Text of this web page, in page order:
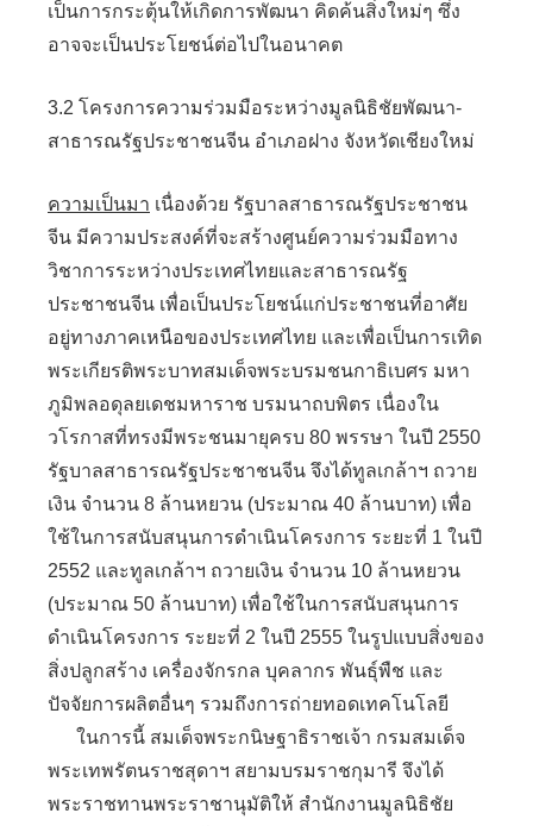
เป็นการกระตุ้นให้เกิดการพัฒนา คิดค้นสิ่งใหม่ๆ ซึ่ง
อาจจะเป็นประโยชน์ต่อไปในอนาคต
3.2 โครงการความร่วมมือระหว่างมูลนิธิชัยพัฒนา-
สาธารณรัฐประชาชนจีน อำเภอฝาง จังหวัดเชียงใหม่
ความเป็นมา เนื่องด้วย รัฐบาลสาธารณรัฐประชาชน
จีน มีความประสงค์ที่จะสร้างศูนย์ความร่วมมือทาง
วิชาการระหว่างประเทศไทยและสาธารณรัฐ
ประชาชนจีน เพื่อเป็นประโยชน์แก่ประชาชนที่อาศัย
อยู่ทางภาคเหนือของประเทศไทย และเพื่อเป็นการเทิด
พระเกียรติพระบาทสมเด็จพระบรมชนกาธิเบศร มหา
ภูมิพลอดุลยเดชมหาราช บรมนาถบพิตร เนื่องใน
วโรกาสที่ทรงมีพระชนมายุครบ 80 พรรษา ในปี 2550
รัฐบาลสาธารณรัฐประชาชนจีน จึงได้ทูลเกล้าฯ ถวาย
เงิน จำนวน 8 ล้านหยวน (ประมาณ 40 ล้านบาท) เพื่อ
ใช้ในการสนับสนุนการดำเนินโครงการ ระยะที่ 1 ในปี
2552 และทูลเกล้าฯ ถวายเงิน จำนวน 10 ล้านหยวน
(ประมาณ 50 ล้านบาท) เพื่อใช้ในการสนับสนุนการ
ดำเนินโครงการ ระยะที่ 2 ในปี 2555 ในรูปแบบสิ่งของ
สิ่งปลูกสร้าง เครื่องจักรกล บุคลากร พันธุ์พืช และ
ปัจจัยการผลิตอื่นๆ รวมถึงการถ่ายทอดเทคโนโลยี
ในการนี้ สมเด็จพระกนิษฐาธิราชเจ้า กรมสมเด็จ
พระเทพรัตนราชสุดาฯ สยามบรมราชกุมารี จึงได้
พระราชทานพระราชานุมัติให้ สำนักงานมูลนิธิชัย